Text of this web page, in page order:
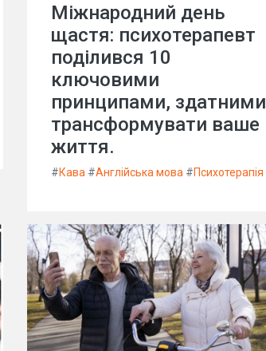
Міжнародний день
щастя: психотерапевт
поділився 10
ключовими
принципами, здатними
трансформувати ваше
життя.
#Кава #Англійська мова #Психотерапія